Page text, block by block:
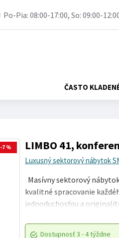
Po-Pia: 08:00-17:00, So: 09:00-
ČASTO
-7 % LIMBO 41,
Luxusný sektorový nábytok
Masívny sektorový
kvalitné spracovanie
jednoduchosťou a
Dostupnosť3 - 4 týždne